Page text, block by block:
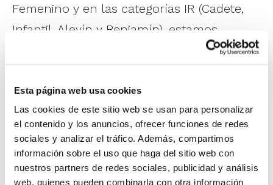
Esta página web usa cookies
Las cookies de este sitio web se usan para personalizar
el contenido y los anuncios, ofrecer funciones de redes
sociales y analizar el tráfico. Además, compartimos
información sobre el uso que haga del sitio web con
nuestros partners de redes sociales, publicidad y análisis
web, quienes pueden combinarla con otra información
Femenino y en las categorías IR (Cadete,
Infantil, Alevín y Benjamín), estamos
Fase Campeonatos.
En primer lugar se realiza la asignación de
equipos a cada Campeonato, teniendo en
cuenta los criterios de clasificación
establecidos en los sistemas de
competición y calculando los coeficientes